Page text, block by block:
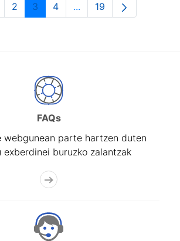
Orrialdea
2 Orrialdea
3 Orrialdea
4 ...Intermediate Pages
Orrialdea
19
FAQs
webgunean parte hartzen duten
exberdinei buruzko zalantzak